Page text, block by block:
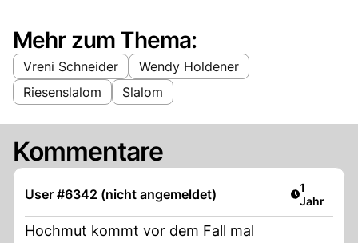
Mehr zum Thema:
Vreni Schneider
Wendy Holdener
Riesenslalom
Slalom
Kommentare
User #6342 (nicht angemeldet) Artikel
1
Jahr
Hochmut kommt vor dem Fall mal